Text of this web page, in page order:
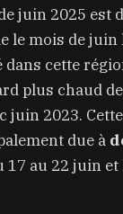
juin 2025 est
le mois de juin
cette
plus chaud
juin 2023.
due à
17 au 22 juin et